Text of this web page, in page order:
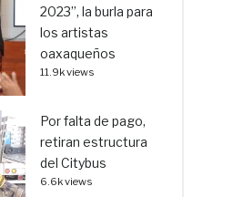
2023”, la burla para
los artistas
oaxaqueños
11.9k views
Por falta de pago,
retiran estructura
del Citybus
6.6k views